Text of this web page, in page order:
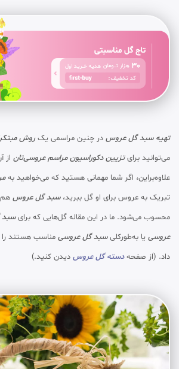
تهیه سبد گل عروس در چنین مراسمی یکروش
می‌توانید برایتزیین دکوراسیون مراسم عروسی‌تان از
علاوه‌براین، اگر شما مهمانی هستید که می‌خواهید به
تبریک به عروس برای او گل ببرید،سبد گل عروس هم
محسوب می‌شود. ما در این مقاله گل‌هایی که برایسبد
عروسی یا به‌طورکلیسبد گل عروسی مناسب هستند
داد. (از صفحهدسته گل عروس دیدن کنید.)